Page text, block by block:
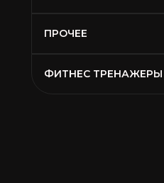
ПРОЧЕЕ
ФИТНЕС ТРЕНАЖЕРЫ